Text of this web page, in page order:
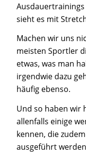
sieht es mit
Machen wir uns
meisten Sportler
etwas, was man
irgendwie dazu
häufig ebenso.
Und so haben wir
allenfalls einige
kennen, die
ausgeführt